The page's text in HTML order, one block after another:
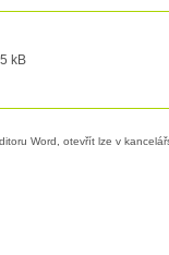
kB
Word, otevřít lze v